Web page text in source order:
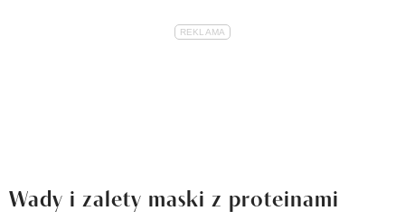
Wady i zalety maski z proteinami